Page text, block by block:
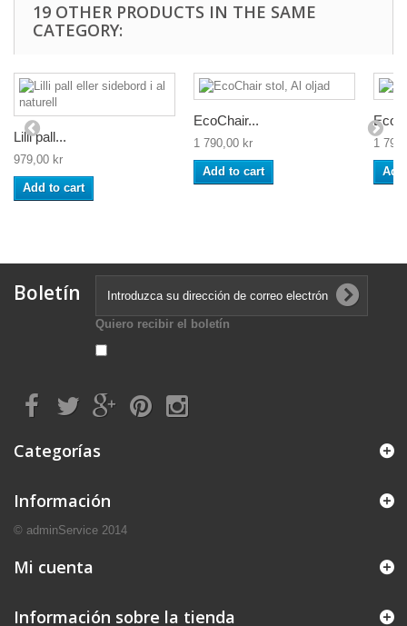
19 OTHER PRODUCTS IN THE SAME
CATEGORY:
Lilli pall...
979,00 kr
Add to cart
EcoChair...
1 790,00 kr
Add to cart
1
Boletín
Quiero recibir el boletín
Categorías
Información
© adminService 2014
Mi cuenta
Información sobre la tienda